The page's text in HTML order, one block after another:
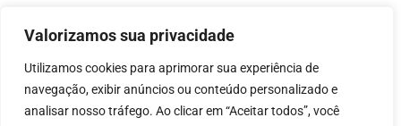
Valorizamos sua privacidade
Utilizamos cookies para aprimorar sua experiência de
navegação, exibir anúncios ou conteúdo personalizado e
analisar nosso tráfego. Ao clicar em “Aceitar todos”, você